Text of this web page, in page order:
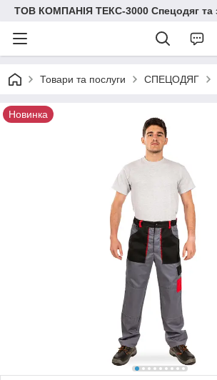
ТОВ КОМПАНІЯ ТЕКС-3000 Спецодяг та
Товари та послуги СПЕЦОДЯГ
Новинка